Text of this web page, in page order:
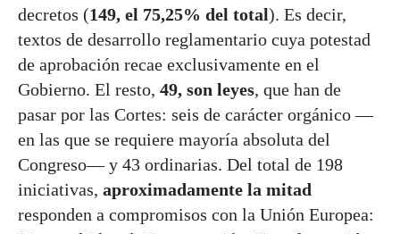
decretos (149, el 75,25% del total). Es decir,
textos de desarrollo reglamentario cuya potestad
de aprobación recae exclusivamente en el
Gobierno. El resto, 49, son leyes, que han de
pasar por las Cortes: seis de carácter orgánico —
en las que se requiere mayoría absoluta del
Congreso— y 43 ordinarias. Del total de 198
iniciativas, aproximadamente la mitad
responden a compromisos con la Unión Europea: